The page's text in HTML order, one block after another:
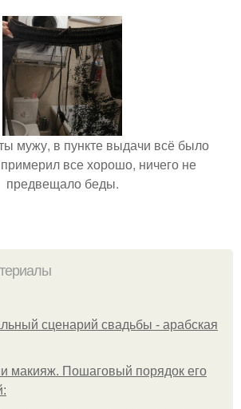
мужу, в пункте выдачи всё было
все хорошо, ничего не
предвещало беды.
сценарий свадьбы - арабская
макияж. Пошаговый порядок его